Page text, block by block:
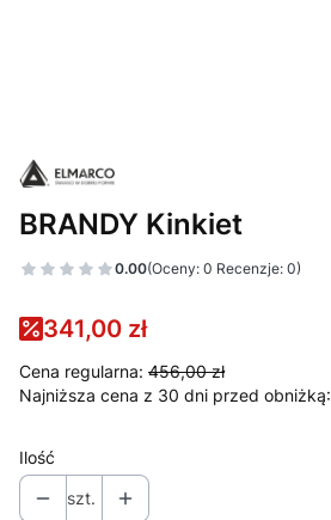
BRANDY Kinkiet
0.00(Oceny: 0 Recenzje: 0)
341,00 zł
Cena regularna: 456,00 zł
Najniższa cena z 30 dni przed obniżką:
Ilość
szt.